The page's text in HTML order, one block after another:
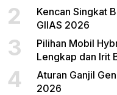
2
Kencan Singkat
GIIAS 2026
3
Pilihan Mobil
Lengkap dan Irit
4
Aturan Ganjil
2026